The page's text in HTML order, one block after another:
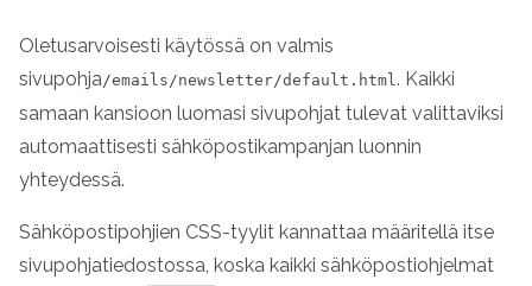
Oletusarvoisesti käytössä on valmis
sivupohja/emails/newsletter/default.html. Kaikki
samaan kansioon luomasi sivupohjat tulevat valittaviksi
automaattisesti sähköpostikampanjan luonnin
yhteydessä.
Sähköpostipohjien CSS-tyylit kannattaa määritellä itse
sivupohjatiedostossa, koska kaikki sähköpostiohjelmat